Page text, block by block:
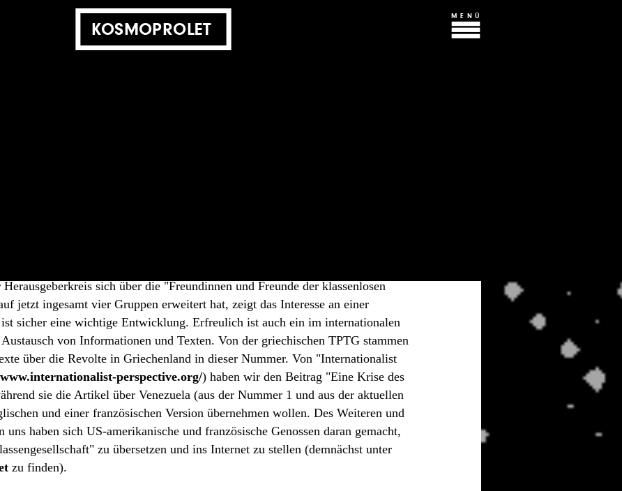
KOSMOPROLET
MENÜ
Herausgeberkreis sich über die "Freundinnen und Freunde der klassenlosen
jetzt ingesamt vier Gruppen erweitert hat, zeigt das Interesse an einer
ist sicher eine wichtige Entwicklung. Erfreulich ist auch ein im internationalen
von Informationen und Texten. Von der griechischen TPTG stammen
über die Revolte in Griechenland in dieser Nummer. Von "Internationalist
perspective.org/) haben wir den Beitrag "Eine Krise des
sie die Artikel über Venezuela (aus der Nummer 1 und aus der aktuellen
und einer französischen Version übernehmen wollen. Des Weiteren und
haben sich US-amerikanische und französische Genossen daran gemacht,
zu übersetzen und ins Internet zu stellen (demnächst unter
zu finden).